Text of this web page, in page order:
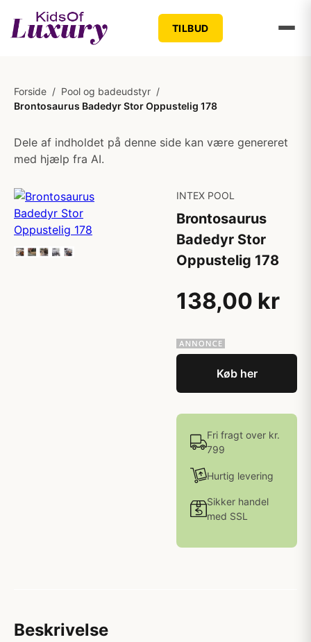
TILBUD
Forside / Pool og badeudstyr /
Brontosaurus Badedyr Stor Oppustelig 178
Dele af indholdet på denne side kan være genereret
med hjælp fra AI.
INTEX POOL
Brontosaurus
Badedyr Stor
Oppustelig 178
138,00 kr
Køb her
Fri fragt over kr.
799
Hurtig levering
Sikker handel
med SSL
Beskrivelse